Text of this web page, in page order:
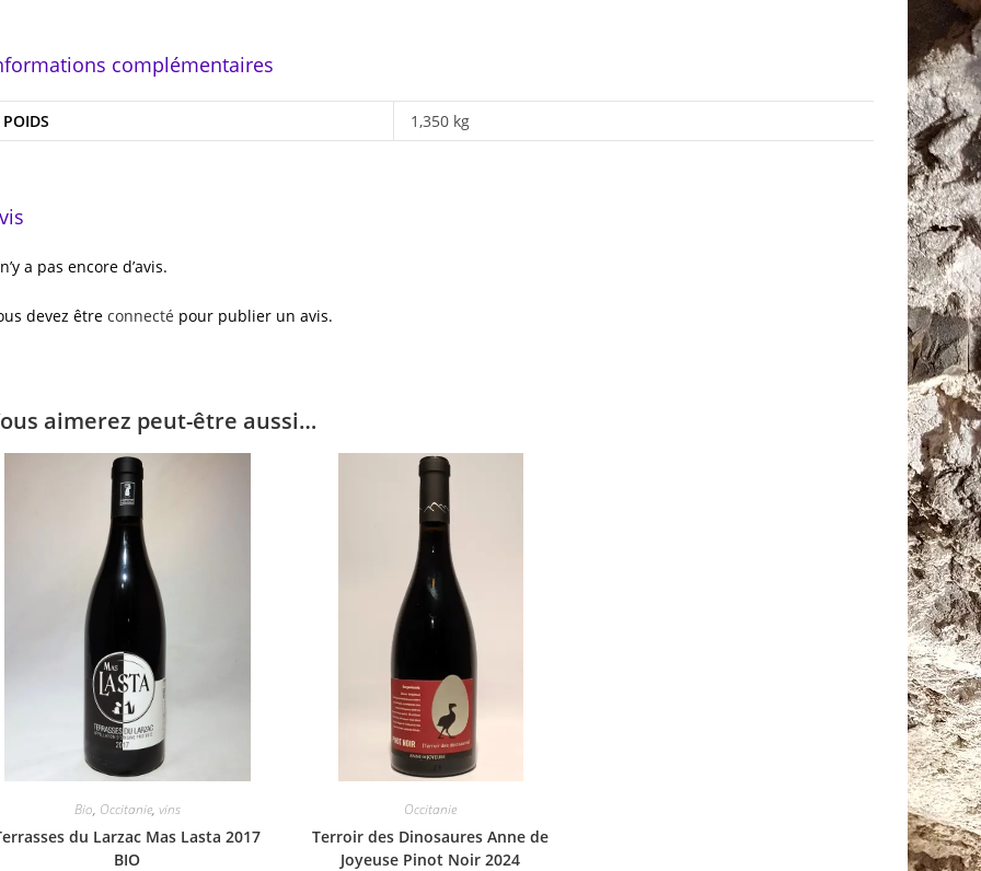
complémentaires
POIDS 1,350 kg
a pas encore d’avis.
devez être connecté pour publier un avis.
aimerez peut-être aussi…
Bio, Occitanie, vins
du Larzac Mas Lasta 2017
BIO
Occitanie
Terroir des Dinosaures Anne de
Joyeuse Pinot Noir 2024